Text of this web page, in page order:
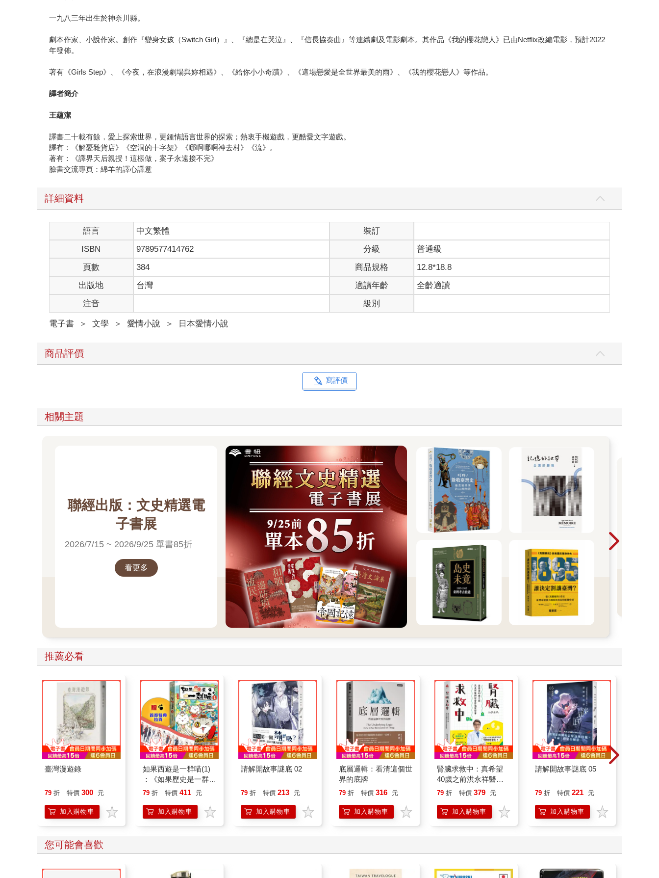
一九八三年出生於神奈川縣。
劇本作家、小說作家。創作『變身女孩（Switch Girl）』、『總是在哭泣』、『信長協奏曲』等連續劇及電影劇本。其作品《我的櫻花戀人》已由Netflix改編電影，預計2022
年發佈。
著有《Girls Step》、《今夜，在浪漫劇場與妳相遇》、《給你小小奇蹟》、《這場戀愛是全世界最美的雨》、《我的櫻花戀人》等作品。
譯者簡介
王蘊潔
譯書二十載有餘，愛上探索世界，更鍾情語言世界的探索；熱衷手機遊戲，更酷愛文字遊戲。
譯有：《解憂雜貨店》《空洞的十字架》《哪啊哪啊神去村》《流》。
著有：《譯界天后親授！這樣做，案子永遠接不完》
臉書交流專頁：綿羊的譯心譯意
詳細資料
語言 中文繁體
裝訂
ISBN
9789577414762 分級
普通級
頁數
384 商品規格
12.8*18.8
出版地
台灣 適讀年齡
全齡適讀
注音
級別
電子書 ＞ 文學 ＞ 愛情小說 ＞ 日本愛情小說
商品評價
寫評價
相關主題
聯經出版：文史精選電
子書展
2026/7/15 ~ 2026/9/25 單書85折
看更多
推薦必看
臺灣漫遊錄
79 折 特價 300 元
加入購物車
如果西遊是一群喵(1)
：《如果歷史是一群
喵》作者最新力作，附
79 折 特價 411 元
加入購物車
請解開故事謎底 02
79 折 特價 213 元
加入購物車
底層邏輯：看清這個世
界的底牌
79 折 特價 316 元
加入購物車
腎臟求救中：真希望
40歲之前洪永祥醫師
就告訴我這些事
79 折 特價 379 元
加入購物車
請解開故事謎底 05
79 折 特價 221 元
加入購物車
您可能會喜歡